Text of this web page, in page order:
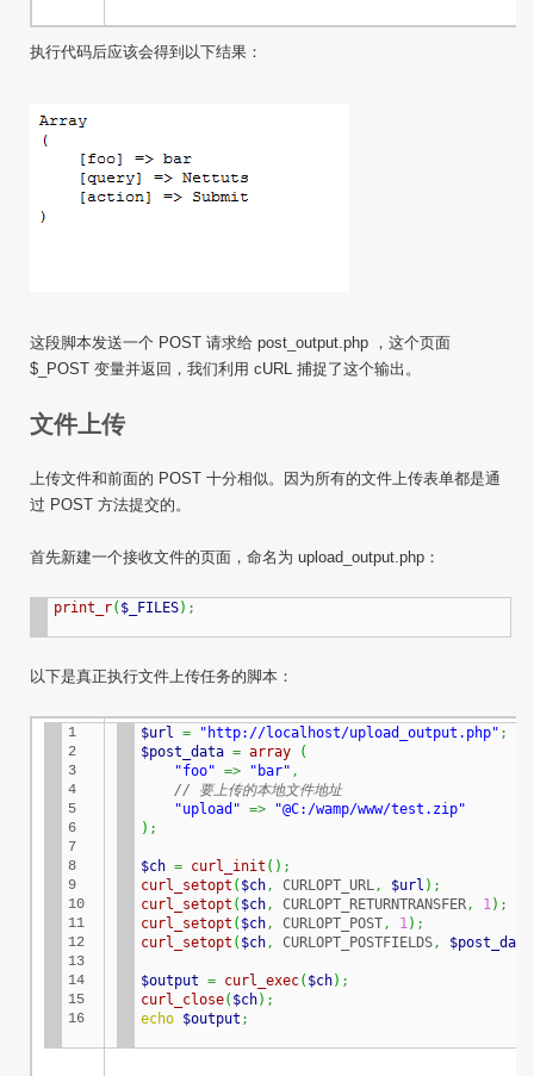
执行代码后应该会得到以下结果：
这段脚本发送一个 POST 请求给 post_output.php ，这个页面
$_POST 变量并返回，我们利用 cURL 捕捉了这个输出。
文件上传
上传文件和前面的 POST 十分相似。因为所有的文件上传表单都是通
过 POST 方法提交的。
首先新建一个接收文件的页面，命名为 upload_output.php：
print_r( $_FILES) ;
以下是真正执行文件上传任务的脚本：
1
2
3
4
5
6
7
8
9
10
11
12
13
14
15
16
$url = "http://localhost/upload_output.php" ;
$post_data = array
(
"foo" => "bar" ,
// 要上传的本地文件地址
"upload" =>
"@C:/wamp/www/test.zip"
) ;
$ch = curl_init ( ) ;
curl_setopt ( $ch , CURLOPT_URL , $url ) ;
curl_setopt ( $ch , CURLOPT_RETURNTRANSFER , 1 ) ;
curl_setopt ( $ch , CURLOPT_POST , 1 ) ;
curl_setopt ( $ch , CURLOPT_POSTFIELDS , $post_data
$output = curl_exec( $ch) ;
curl_close( $ch) ;
echo $output ;